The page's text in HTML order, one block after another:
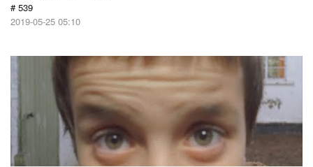
# 539
2019-05-25 05:10